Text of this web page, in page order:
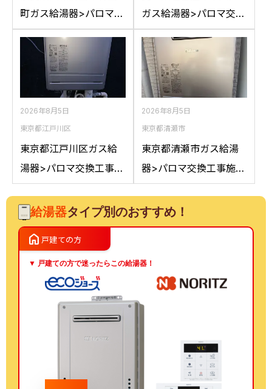
町ガス給湯器>パロマ交
換工事施工事例：リン
ナイRFS-A2400SAか
らパロマFH-
E2422SARLへの交換
ガス給湯器>パロマ交換
工事施工事例：ハウス
テックWZ161FEPから
パロマFH-2023SAW-1
への交換
2026年8月5日
東京都江戸川区
東京都江戸川区ガス給
湯器>パロマ交換工事施
工事例：ノーリツGT-
2050AWXからパロマ
FH-E2022SAWLへの交
換
2026年8月5日
東京都清瀬市
東京都清瀬市ガス給湯
器>パロマ交換工事施工
事例：ノーリツGT-
C2042SAWXからパロ
マFH-E2022SAWL 13A
給湯器タイプ別のおすすめ！
home 戸建ての方
▼ 戸建ての方で迷ったらこの給湯器！